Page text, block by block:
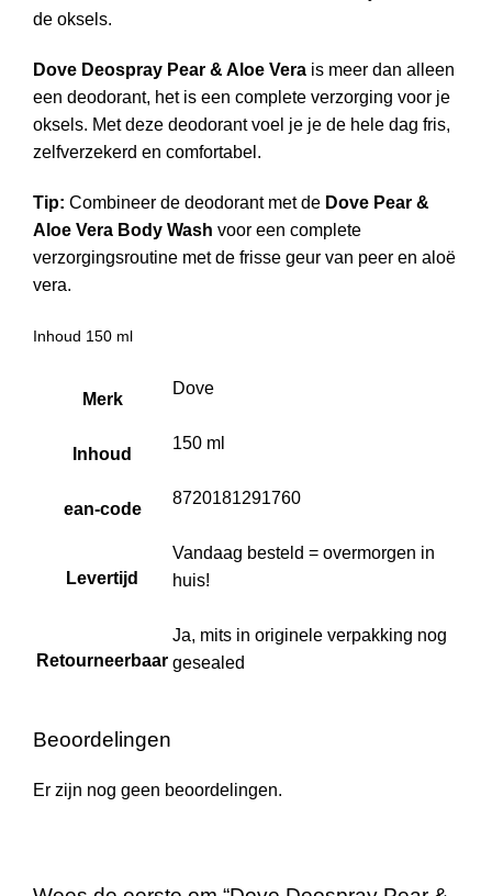
de oksels.
Dove Deospray Pear & Aloe Vera is meer dan alleen
een deodorant, het is een complete verzorging voor je
oksels. Met deze deodorant voel je je de hele dag fris,
zelfverzekerd en comfortabel.
Tip: Combineer de deodorant met de Dove Pear &
Aloe Vera Body Wash voor een complete
verzorgingsroutine met de frisse geur van peer en aloë
vera.
Inhoud 150 ml
Merk
Dove
Inhoud
150 ml
ean-code
8720181291760
Levertijd
Vandaag besteld = overmorgen in
huis!
Retourneerbaar
Ja, mits in originele verpakking nog
gesealed
Beoordelingen
Er zijn nog geen beoordelingen.